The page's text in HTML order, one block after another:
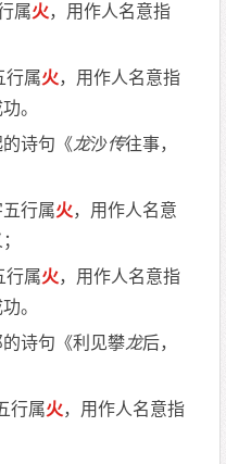
属火，用作人名意指
行属火，用作人名意指
。
诗句《龙沙传往事，
行属火，用作人名意
行属火，用作人名意指
。
诗句《利见攀龙后，
行属火，用作人名意指